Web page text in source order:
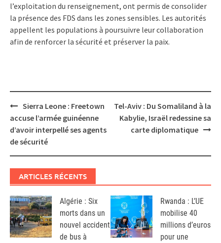
l’exploitation du renseignement, ont permis de consolider
la présence des FDS dans les zones sensibles. Les autorités
appellent les populations à poursuivre leur collaboration
afin de renforcer la sécurité et préserver la paix.
Post
navigation
Sierra Leone : Freetown
accuse l’armée guinéenne
d’avoir interpellé ses agents
de sécurité
Tel-Aviv : Du Somaliland à la
Kabylie, Israël redessine sa
carte diplomatique
ARTICLES RÉCENTS
Algérie : Six
morts dans un
nouvel accident
de bus à
Rwanda : L’UE
mobilise 40
millions d’euros
pour une